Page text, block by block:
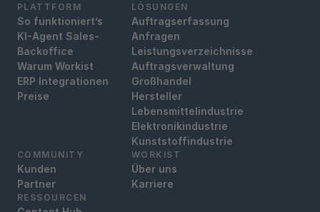
PLATTFORM
So funktioniert’s
KI-Agent Sales-
Backoffice
Warum Workist
ERP Integrationen
Preise
LÖSUNGEN
Auftragserfassung
Anfragen
Leistungsverzeichnisse
Auftragsverwaltung
Großhandel
Hersteller
Lebensmittelindustrie
Elektronikindustrie
Kunststoffindustrie
COMMUNITY
Kunden
Partner
WORKIST
Über uns
Karriere
RESSOURCEN